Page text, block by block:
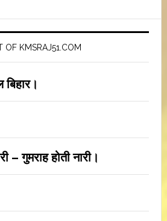
OF KMSRAJ51.COM
– गुमराह होती नारी।